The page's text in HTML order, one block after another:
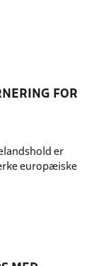
FOR
er
europæiske